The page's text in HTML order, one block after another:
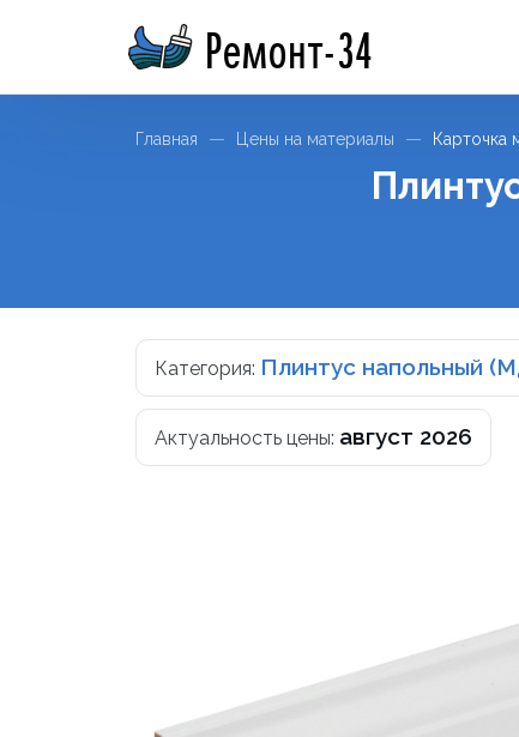
Ремонт-34
Главная Цены на материалы Карточка
Категория: Плинтус напольный
Актуальность цены: август 2026